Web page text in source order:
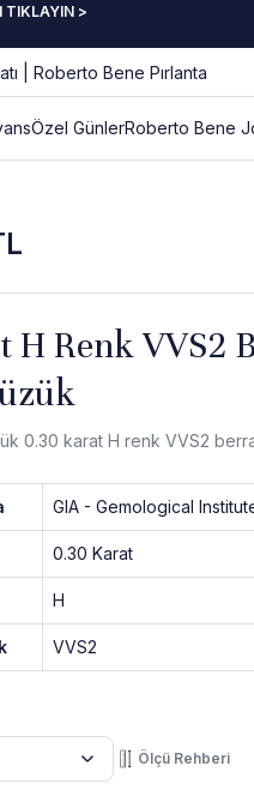
TIKLAYIN >
Özel GünlerRoberto Bene
H Renk VVS2
0.30 karat H renk VVS2
GIA - Gemological
0.30 Karat
H
VVS2
Ölçü Rehberi